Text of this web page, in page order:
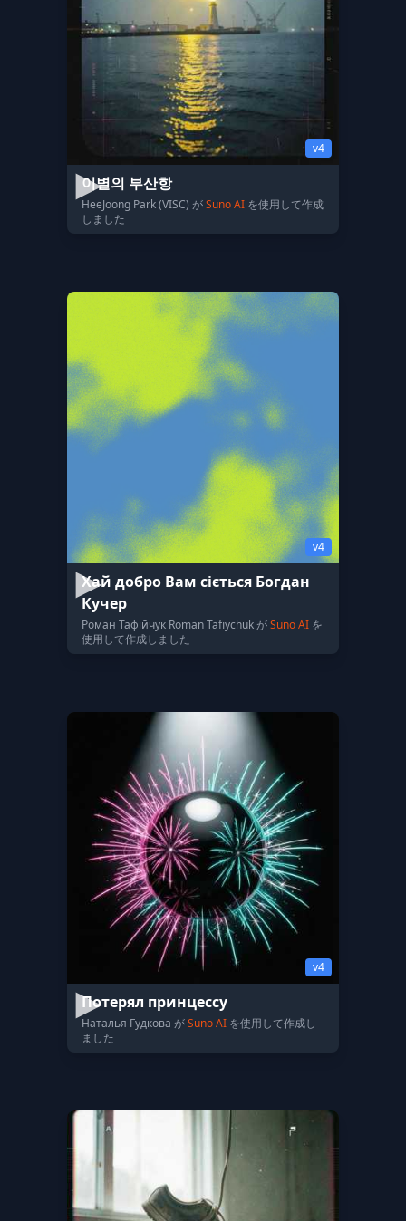
v4
이별의 부산항
HeeJoong Park (VISC) がSuno AI を使用して作成
しました
v4
Хай добро Вам сіється Богдан
Кучер
Роман Тафійчук Roman Tafiychuk がSuno AI を
使用して作成しました
v4
Потерял принцессу
Наталья Гудкова がSuno AI を使用して作成し
ました